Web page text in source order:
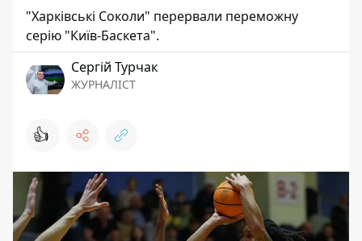
"Харківські Соколи" перервали переможну
серію "Київ-Баскета".
Сергій Турчак
ЖУРНАЛІСТ
👍